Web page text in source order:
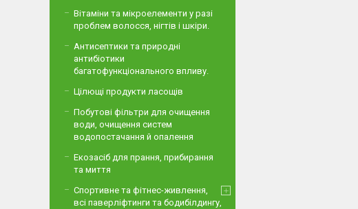
Вітаміни та мікроелементи у разі
проблем волосся, нігтів і шкіри.
Антисептики та природні
антибіотики
багатофункціонального впливу.
Цілющі продукти ласощів
Побутові фільтри для очищення
води, очищення систем
водопостачання й опалення
Екозасіб для прання, прибирання
та миття
Спортивне та фітнес-живлення,
всі паверліфтинги та бодибілдингу,